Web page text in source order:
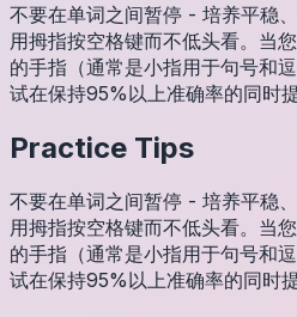
不要在单词之间暂停 - 培养平稳
用拇指按空格键而不低头看。当
的手指（通常是小指用于句号和
试在保持95%以上准确率的同时提
Practice Tips
不要在单词之间暂停 - 培养平稳
用拇指按空格键而不低头看。当
的手指（通常是小指用于句号和
试在保持95%以上准确率的同时提